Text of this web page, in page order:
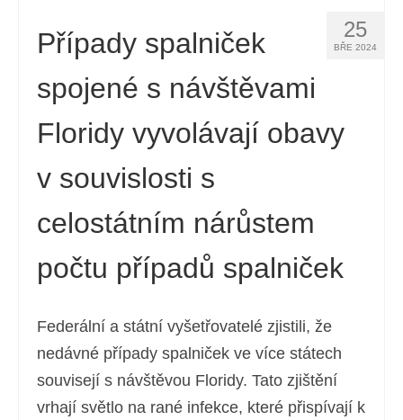
25
BŘE 2024
Případy spalniček
spojené s návštěvami
Floridy vyvolávají obavy
v souvislosti s
celostátním nárůstem
počtu případů spalniček
Federální a státní vyšetřovatelé zjistili, že
nedávné případy spalniček ve více státech
souvisejí s návštěvou Floridy. Tato zjištění
vrhají světlo na rané infekce, které přispívají k